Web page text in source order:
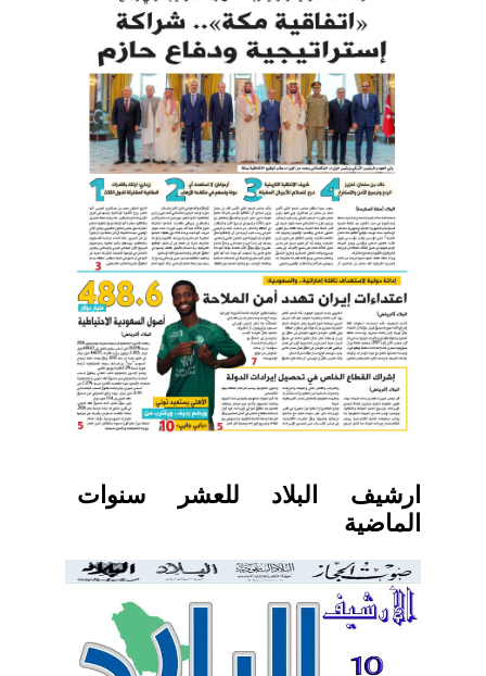
ارشيف البلاد للعشر سنوات
الماضية